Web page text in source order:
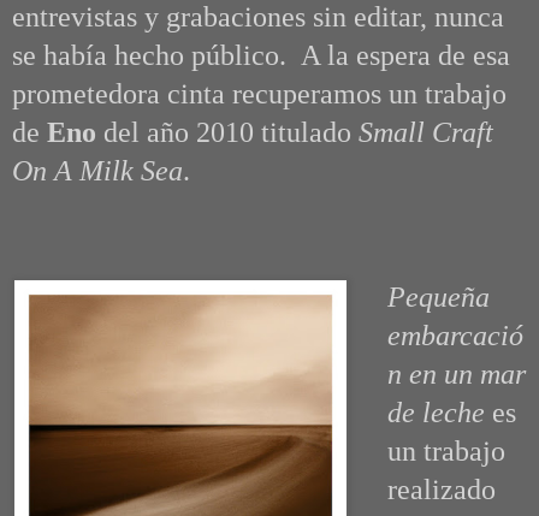
entrevistas y grabaciones sin editar, nunca
se había hecho público. A la espera de esa
prometedora cinta recuperamos un trabajo
de Eno del año 2010 titulado Small Craft
On A Milk Sea.
Pequeña
embarcació
n en un mar
de leche es
un trabajo
realizado